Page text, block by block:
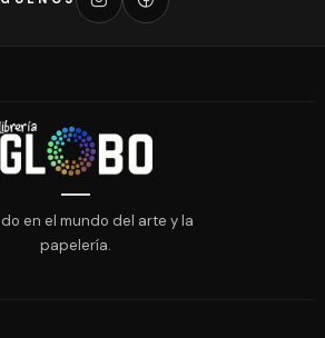
en el mundo del arte y la
papelería.